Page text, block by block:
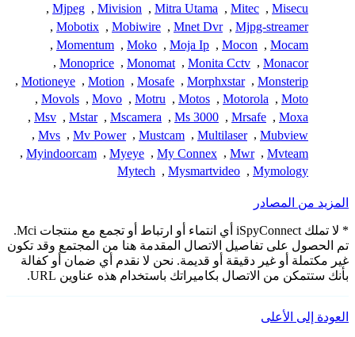
Misecu
,
Mitec
,
Mitra Utama
,
Mivision
,
Mjpeg
,
Mjpg-streamer
,
Mnet Dvr
,
Mobiwire
,
Mobotix
,
Mocam
,
Mocon
,
Moja Ip
,
Moko
,
Momentum
,
Monacor
,
Monita Cctv
,
Monomat
,
Monoprice
,
Monsterip
,
Morphxstar
,
Mosafe
,
Motion
,
Motioneye
,
Moto
,
Motorola
,
Motos
,
Motru
,
Movo
,
Movols
,
Moxa
,
Mrsafe
,
Ms 3000
,
Mscamera
,
Mstar
,
Msv
,
Mubview
,
Multilaser
,
Mustcam
,
Mv Power
,
Mvs
,
Mvteam
,
Mwr
,
My Connex
,
Myeye
,
Myindoorcam
,
Mymology
,
Mysmartvideo
,
Mytech
المزيد من المصادر
* لا تملك iSpyConnect أي انتماء أو ارتباط أو تجمع مع منتجات Mci.
تم الحصول على تفاصيل الاتصال المقدمة هنا من المجتمع وقد تكون
غير مكتملة أو غير دقيقة أو قديمة. نحن لا نقدم أي ضمان أو كفالة
بأنك ستتمكن من الاتصال بكاميراتك باستخدام هذه عناوين URL.
العودة إلى الأعلى